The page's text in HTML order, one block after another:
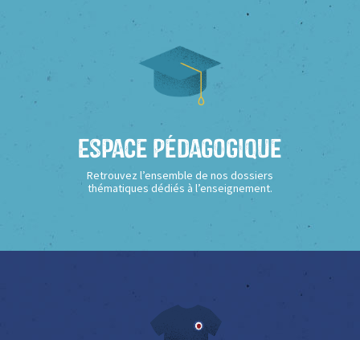
Espace Pédagogique
Retrouvez l’ensemble de nos dossiers
thématiques dédiés à l’enseignement.